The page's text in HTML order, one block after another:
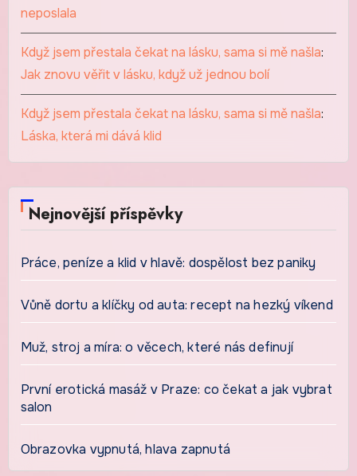
neposlala
Když jsem přestala čekat na lásku, sama si mě našla:
Jak znovu věřit v lásku, když už jednou bolí
Když jsem přestala čekat na lásku, sama si mě našla:
Láska, která mi dává klid
Nejnovější příspěvky
Práce, peníze a klid v hlavě: dospělost bez paniky
Vůně dortu a klíčky od auta: recept na hezký víkend
Muž, stroj a míra: o věcech, které nás definují
První erotická masáž v Praze: co čekat a jak vybrat
salon
Obrazovka vypnutá, hlava zapnutá